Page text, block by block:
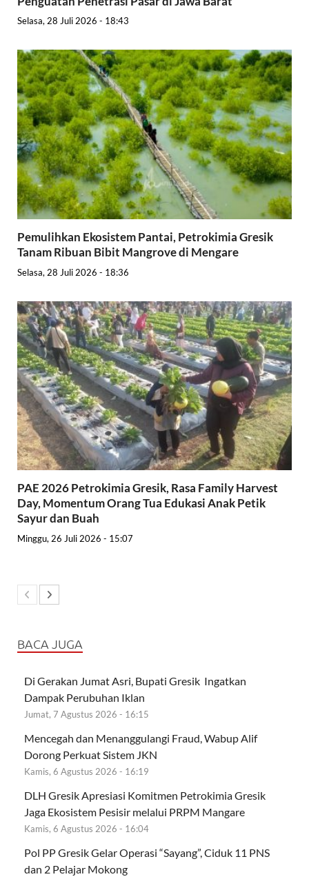
Selasa, 28 Juli 2026 - 18:43
Pemulihkan Ekosistem Pantai, Petrokimia Gresik
Tanam Ribuan Bibit Mangrove di Mengare
Selasa, 28 Juli 2026 - 18:36
PAE 2026 Petrokimia Gresik, Rasa Family Harvest
Day, Momentum Orang Tua Edukasi Anak Petik
Sayur dan Buah
Minggu, 26 Juli 2026 - 15:07
BACA JUGA
Di Gerakan Jumat Asri, Bupati Gresik Ingatkan
Dampak Perubuhan Iklan
Jumat, 7 Agustus 2026 - 16:15
Mencegah dan Menanggulangi Fraud, Wabup Alif
Dorong Perkuat Sistem JKN
Kamis, 6 Agustus 2026 - 16:19
DLH Gresik Apresiasi Komitmen Petrokimia Gresik
Jaga Ekosistem Pesisir melalui PRPM Mangare
Kamis, 6 Agustus 2026 - 16:04
Pol PP Gresik Gelar Operasi “Sayang”, Ciduk 11 PNS
dan 2 Pelajar Mokong